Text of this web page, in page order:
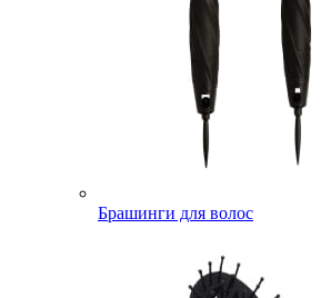
Брашинги для волос